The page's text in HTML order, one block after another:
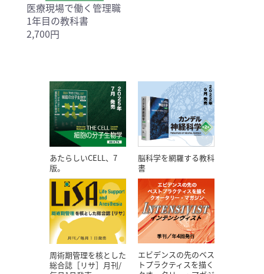
医療現場で働く管理職
1年目の教科書
2,700円
あたらしいCELL、7
版。
脳科学を網羅する教科
書
周術期管理を核とした
総合誌［リサ］月刊/
エビデンスの先のベス
トプラクティスを描く